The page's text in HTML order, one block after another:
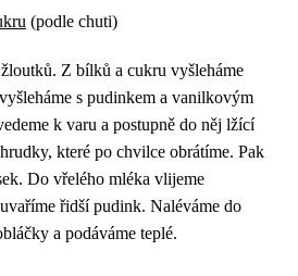
(podle chuti)
Z bílků a cukru vyšleháme
s pudinkem a vanilkovým
k varu a postupně do něj lžící
které po chvilce obrátíme. Pak
Do vřelého mléka vlijeme
řidší pudink. Naléváme do
a podáváme teplé.